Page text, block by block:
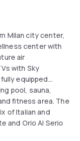
Milan city center,
center with
air
with Sky
equipped
pool, sauna,
fitness area. The
of Italian and
and Orio Al Serio
offers free